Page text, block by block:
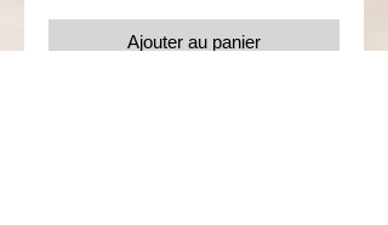
Ajouter au panier